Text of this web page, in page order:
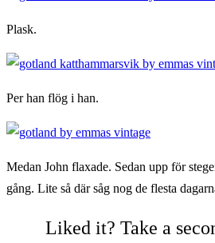
Plask.
Per han flög i han.
Medan John flaxade. Sedan upp för
gång. Lite så där såg nog de flesta
Liked it? Take a